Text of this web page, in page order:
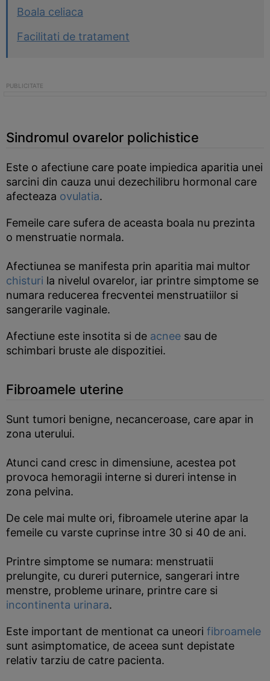
Boala celiaca
Facilitati de tratament
Sindromul ovarelor polichistice
Este o afectiune care poate impiedica aparitia unei
sarcini din cauza unui dezechilibru hormonal care
afecteaza ovulatia.
Femeile care sufera de aceasta boala nu prezinta
o menstruatie normala.
Afectiunea se manifesta prin aparitia mai multor
chisturi la nivelul ovarelor, iar printre simptome se
numara reducerea frecventei menstruatiilor si
sangerarile vaginale.
Afectiune este insotita si de acnee sau de
schimbari bruste ale dispozitiei.
Fibroamele uterine
Sunt tumori benigne, necanceroase, care apar in
zona uterului.
Atunci cand cresc in dimensiune, acestea pot
provoca hemoragii interne si dureri intense in
zona pelvina.
De cele mai multe ori, fibroamele uterine apar la
femeile cu varste cuprinse intre 30 si 40 de ani.
Printre simptome se numara: menstruatii
prelungite, cu dureri puternice, sangerari intre
menstre, probleme urinare, printre care si
incontinenta urinara.
Este important de mentionat ca uneori fibroamele
sunt asimptomatice, de aceea sunt depistate
relativ tarziu de catre pacienta.